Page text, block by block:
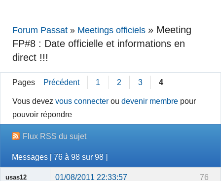
Forum Passat » Meetings officiels » Meeting
FP#8 : Date officielle et informations en
direct !!!
Pages Précédent 1 2 3 4
Vous devezvous connecter oudevenir membre pour
pouvoir répondre
Flux RSS du sujet
Messages [ 76 à 98 sur 98 ]
76
usas12 01/08/2011 22:33:57